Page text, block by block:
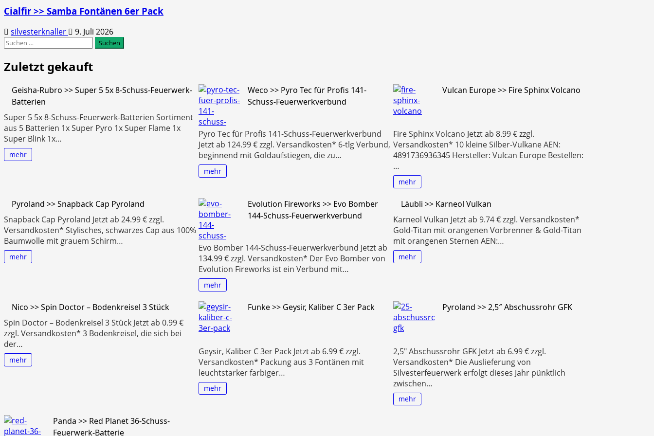
Cialfir >> Samba Fontänen 6er Pack
silvesterknaller
9. Juli 2026
Suchen
Zuletzt gekauft
Geisha-Rubro >> Super 5 5x 8-Schuss-Feuerwerk-
Batterien
Super 5 5x 8-Schuss-Feuerwerk-Batterien Sortiment
aus 5 Batterien 1x Super Pyro 1x Super Flame 1x
Super Blink 1x…
mehr
Weco >> Pyro Tec für Profis 141-
Schuss-Feuerwerkverbund
Pyro Tec für Profis 141-Schuss-Feuerwerkverbund
Jetzt ab 124.99 € zzgl. Versandkosten* 6-tlg Verbund,
beginnend mit Goldaufstiegen, die zu…
mehr
Vulcan Europe >> Fire Sphinx Volcano
Fire Sphinx Volcano Jetzt ab 8.99 € zzgl.
Versandkosten* 10 kleine Silber-Vulkane AEN:
4891736936345 Hersteller: Vulcan Europe Bestellen:
…
mehr
Pyroland >> Snapback Cap Pyroland
Snapback Cap Pyroland Jetzt ab 24.99 € zzgl.
Versandkosten* Stylisches, schwarzes Cap aus 100%
Baumwolle mit grauem Schirm…
mehr
Evolution Fireworks >> Evo Bomber
144-Schuss-Feuerwerkverbund
Evo Bomber 144-Schuss-Feuerwerkverbund Jetzt ab
134.99 € zzgl. Versandkosten* Der Evo Bomber von
Evolution Fireworks ist ein Verbund mit…
mehr
Läubli >> Karneol Vulkan
Karneol Vulkan Jetzt ab 9.74 € zzgl. Versandkosten*
Gold-Titan mit orangenen Vorbrenner & Gold-Titan
mit orangenen Sternen AEN:…
mehr
Nico >> Spin Doctor – Bodenkreisel 3 Stück
Spin Doctor – Bodenkreisel 3 Stück Jetzt ab 0.99 €
zzgl. Versandkosten* 3 Bodenkreisel, die sich bei
der…
mehr
Funke >> Geysir, Kaliber C 3er Pack
Geysir, Kaliber C 3er Pack Jetzt ab 6.99 € zzgl.
Versandkosten* Packung aus 3 Fontänen mit
leuchtstarker farbiger…
mehr
Pyroland >> 2,5″ Abschussrohr GFK
2,5″ Abschussrohr GFK Jetzt ab 6.99 € zzgl.
Versandkosten* Die Auslieferung von
Silvesterfeuerwerk erfolgt dieses Jahr pünktlich
zwischen…
mehr
Panda >> Red Planet 36-Schuss-
Feuerwerk-Batterie